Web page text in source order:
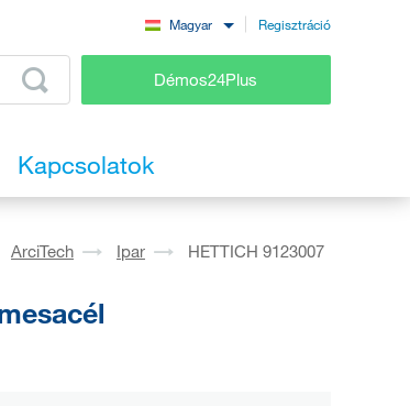
Magyar Regisztráció
Démos24Plus
Kapcsolatok
ArciTech Ipar
HETTICH 9123007